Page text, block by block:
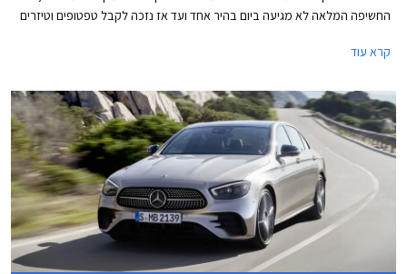
החשיפה המלאה לא מגיעה ביום בהיר אחד ועד אז נזכה לקבל טפטופים וטיזרים
קלאס ומשפחת דגמי הסלון של מרצדס עדיין מחזיקה בתואר הדגם הנמכר ביותר
המותג.
קרא עוד